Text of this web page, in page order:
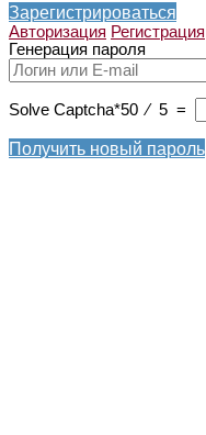
Зарегистрироваться
Авторизация Регистрация
Генерация пароля
Solve Captcha*50 ⁄ 5 =
Получить новый пароль